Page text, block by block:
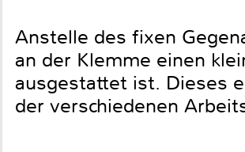
Anstelle des fixen
an der Klemme einen
ausgestattet ist. Dieses
der verschiedenen